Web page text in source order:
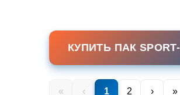
КУПИТЬ ПАК
« ‹ 1 2 › »